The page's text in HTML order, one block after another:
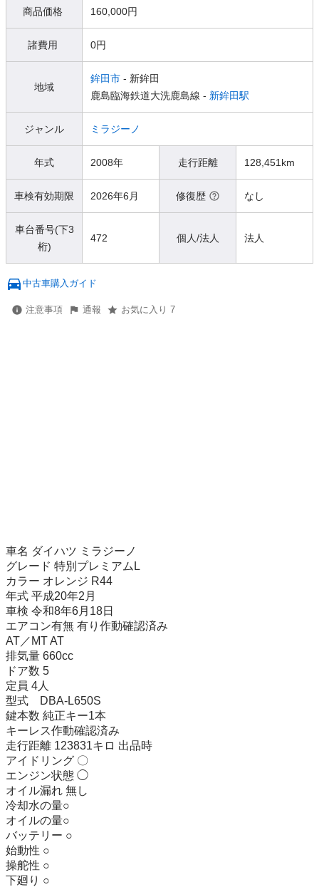
商品価格 160,000円
諸費用 0円
地域
鉾田市 - 新鉾田
鹿島臨海鉄道大洗鹿島線 - 新鉾田駅
ジャンル ミラジーノ
年式 2008年 走行距離 128,451km
車検有効期限 2026年6月 修復歴 なし
車台番号(下3
桁)
472 個人/法人 法人
中古車購入ガイド
注意事項 通報 お気に入り 7
車名 ダイハツ ミラジーノ
グレード 特別プレミアムL
カラー オレンジ R44
年式 平成20年2月
車検 令和8年6月18日
エアコン有無 有り作動確認済み
AT／MT AT
排気量 660cc
ドア数 5
定員 4人
型式　DBA-L650S
鍵本数 純正キー1本
キーレス作動確認済み
走行距離 123831キロ 出品時
アイドリング 〇
エンジン状態 ◯
オイル漏れ 無し
冷却水の量○
オイルの量○
バッテリー ○
始動性 ○
操舵性 ○
下廻り ○